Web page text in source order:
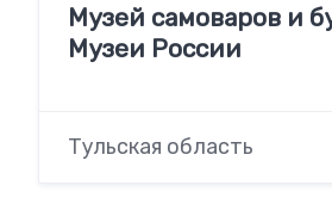
Музей самоваров и
Музеи России
Тульская область